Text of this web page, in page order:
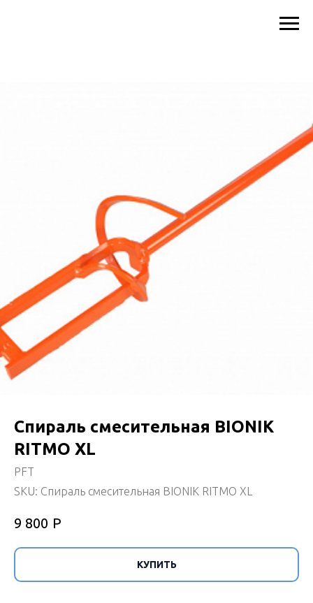
Спираль смесительная BIONIK
RITMO XL
PFT
SKU: Спираль смесительная BIONIK RITMO XL
9 800 Р
КУПИТЬ